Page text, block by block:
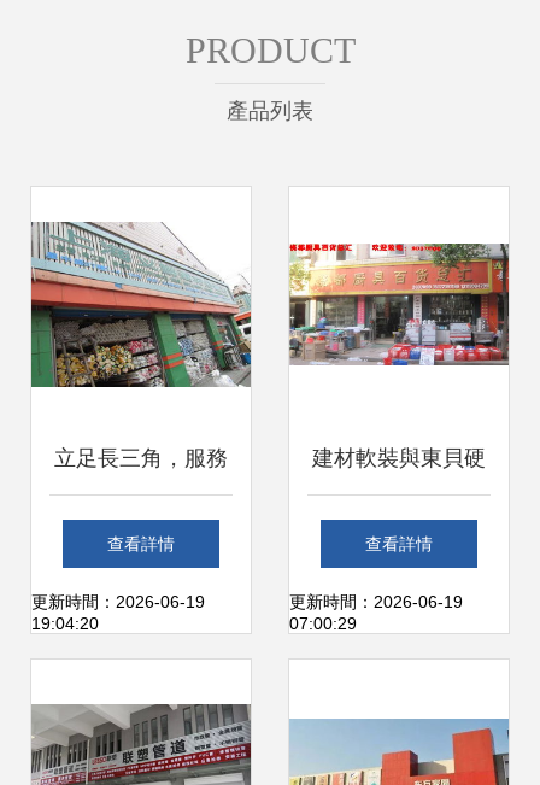
PRODUCT
產品列表
立足長三角，服務
千萬家——上海市
閔行區七寶義鵬建
查看詳情
更新時間：2026-06-19
19:04:20
建材軟裝與東貝硬
質冰淇淋機 跨界融
合的商業空間新思
查看詳情
更新時間：2026-06-19
07:00:29